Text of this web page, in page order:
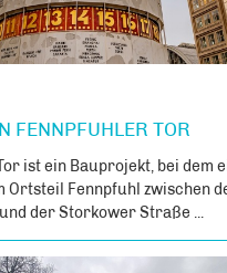
FENNPFUHLER TOR
ist ein Bauprojekt, bei dem
Ortsteil Fennpfuhl zwischen
der Storkower Straße ...